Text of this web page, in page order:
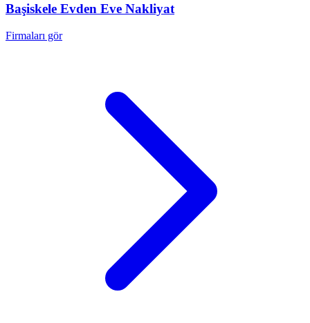
Başiskele Evden Eve Nakliyat
Firmaları gör